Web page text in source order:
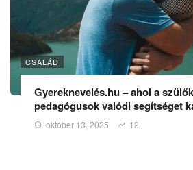
CSALÁD
Gyereknevelés.hu – ahol a
pedagógusok valódi segítséget
október 13, 2025 12